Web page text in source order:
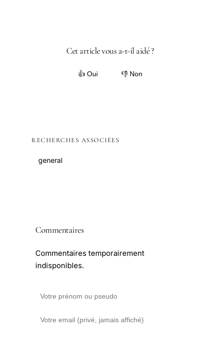
Cet article vous a-t-il aidé ?
👍 Oui 👎 Non
RECHERCHES ASSOCIÉES
general
Commentaires
Commentaires temporairement
indisponibles.